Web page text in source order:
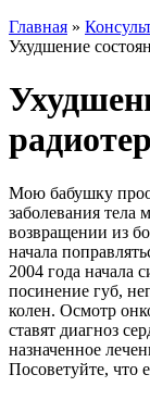
Главная »
Ухудшение
Мою бабушку
заболевания
возвращении из
начала
2004 года начала
посинение губ,
колен. Осмотр
ставят диагноз
назначенное
Посоветуйте, что